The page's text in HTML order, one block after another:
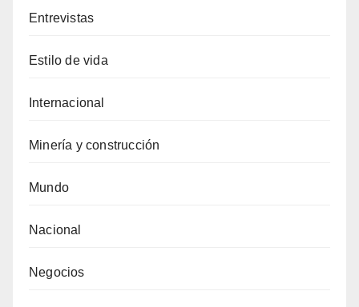
Entrevistas
Estilo de vida
Internacional
Minería y construcción
Mundo
Nacional
Negocios